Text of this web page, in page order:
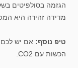
הגזמה בסולפיטים
מדידה זהירה היא
טיפ נוסף: אם יש
הכשות עם CO2.